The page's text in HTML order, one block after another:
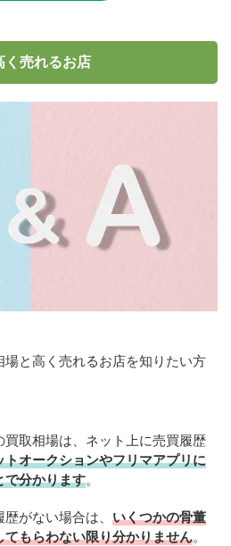
く売れるお店
と高く売れるお店を知りたい方
取相場は、ネット上に売買履歴
トオークションやフリマアプリに
で分かります。
がない場合は、 いくつかの骨董
もらわない限り分かりません。